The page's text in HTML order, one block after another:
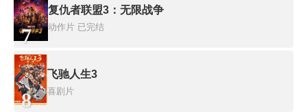
7
复仇者联盟3：无限战争
动作片 已完结
8
飞驰人生3
喜剧片